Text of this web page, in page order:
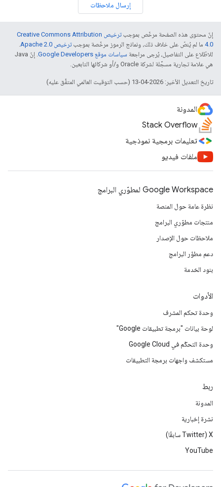
إرسال ملاحظات
إنّ محتوى هذه الصفحة مرخّص بموجب
ترخيص Creative Commons Attribution
4.0‏ ما لم يُنصّ على خلاف ذلك، ونماذج الرموز مرخّصة بموجبترخيص Apache 2.0‏
.
للاطّلاع على التفاصيل، يُرجى مراجعة سياسات موقع Google Developers‏
. إنّ Java
هي علامة تجارية مسجَّلة لشركة Oracle و/أو شركائها التابعين.
تاريخ التعديل الأخير: 2026-04-13 (حسب التوقيت العالمي المتفَّق عليه)
المدونة
Stack Overflow
تعليمات برمجية نموذجية
ملفات فيديو
Google Workspace لمطوّري البرامج
نظرة عامة حول المنصة
منتجات مطوّري البرامج
ملاحظات حول الإصدار
دعم مطوّر البرامج
بنود الخدمة
الأدوات
وحدة تحكم المشرف
لوحة بيانات "برمجة تطبيقات Google"
وحدة التحكّم في Google Cloud
مستكشف واجهات برمجة التطبيقات
ربط
المدونة
نشرة إخبارية
‫X ‏(Twitter سابقًا)
YouTube